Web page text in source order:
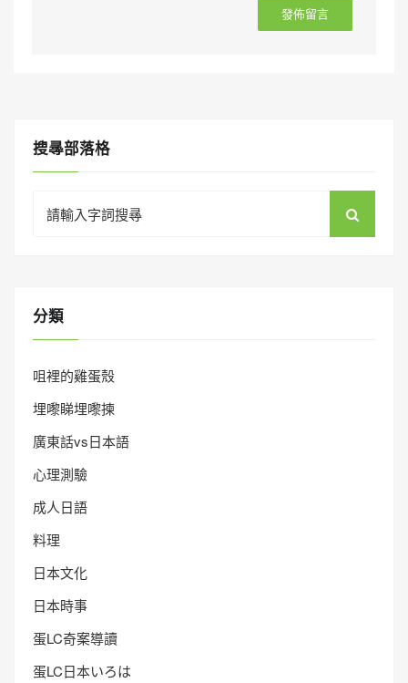
搜㝷部落格
for:
分類
咀裡的雞蛋殼
埋嚟睇埋嚟揀
廣東話vs日本語
心理測驗
成人日語
料理
日本文化
日本時事
蛋LC奇案導讀
蛋LC日本いろは